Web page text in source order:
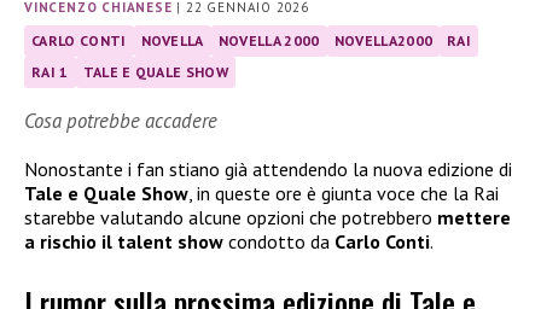
VINCENZO CHIANESE |22 GENNAIO 2026
CARLO CONTI NOVELLA NOVELLA 2000 NOVELLA2000
RAI
RAI 1
TALE E QUALE SHOW
Cosa potrebbe accadere
Nonostante i fan stiano già attendendo la nuova edizione di
Tale e Quale Show , in queste ore è giunta voce che la Rai
starebbe valutando alcune opzioni che potrebbero mettere
a rischio il talent show condotto da Carlo Conti.